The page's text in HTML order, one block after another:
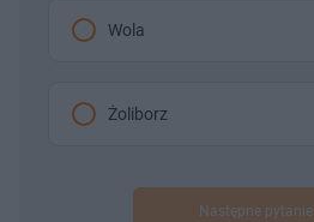
Wola
Żoliborz
Następne pytanie